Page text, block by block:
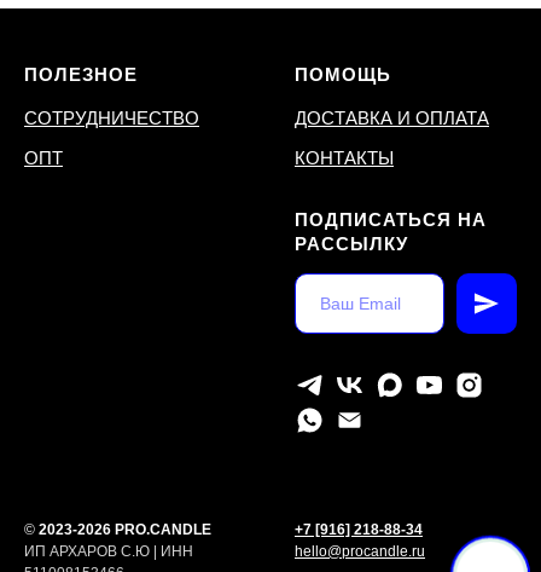
ПОЛЕЗНОЕ
СОТРУДНИЧЕСТВО
ОПТ
ПОМОЩЬ
ДОСТАВКА И ОПЛАТА
КОНТАКТЫ
ПОДПИСАТЬСЯ НА
РАССЫЛКУ
© 2023-2026 PRO.CANDLE
ИП АРХАРОВ С.Ю | ИНН
+7 [916] 218-88-34
hello@procandle.ru